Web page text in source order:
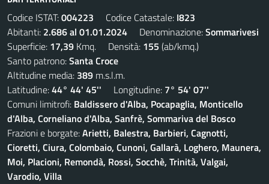
Codice ISTAT:004223 Codice Catastale: I823
Abitanti: 2.686 al 01.01.2024 Denominazione:Sommarivesi
Superficie: 17,39 Kmq. Densità: 155 (ab/kmq.)
Santo patrono:Santa Croce
Altitudine media: 389 m.s.l.m.
Latitudine:44° 44' 45'' Longitudine: 7° 54' 07''
Comuni limitrofi: Baldissero d'Alba, Pocapaglia, Monticello
d'Alba, Corneliano d'Alba, Sanfrè, Sommariva del Bosco
Frazioni e borgate:Arietti, Balestra, Barbieri, Cagnotti,
Cioretti, Ciura, Colombaio, Cunoni, Gallarà, Loghero, Maunera,
Moi, Placioni, Remondà, Rossi, Socchè, Trinità, Valgai,
Varodio, Villa